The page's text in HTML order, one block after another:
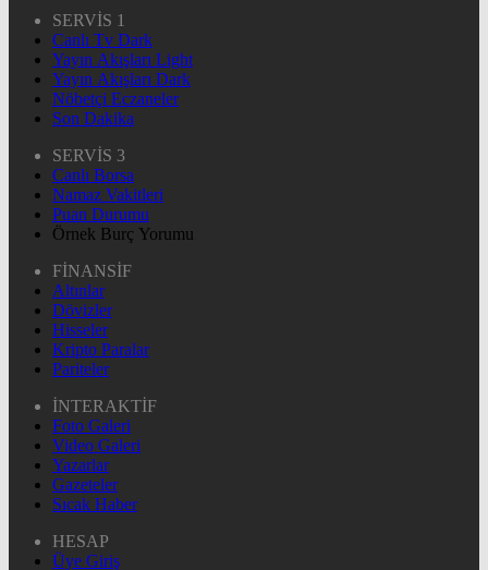
SERVİS 1
Canlı Tv Dark
Yayın Akışları Light
Yayın Akışları Dark
Nöbetçi Eczaneler
Son Dakika
SERVİS 3
Canlı Borsa
Namaz Vakitleri
Puan Durumu
Örnek Burç Yorumu
FİNANSİF
Altınlar
Dövizler
Hisseler
Kripto Paralar
Pariteler
İNTERAKTİF
Foto Galeri
Video Galeri
Yazarlar
Gazeteler
Sıcak Haber
HESAP
Üye Giriş